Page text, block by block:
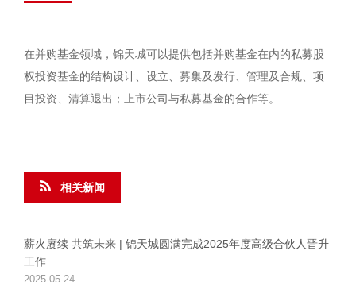
在并购基金领域，锦天城可以提供包括并购基金在内的私募股
权投资基金的结构设计、设立、募集及发行、管理及合规、项
目投资、清算退出；上市公司与私募基金的合作等。
相关新闻
薪火赓续 共筑未来 | 锦天城圆满完成2025年度高级合伙人晋升
工作
2025-05-24